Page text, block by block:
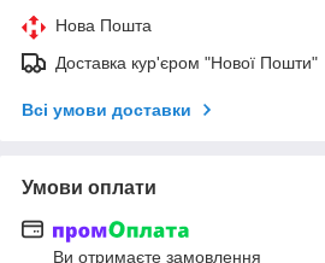
Нова Пошта
Доставка кур'єром "Нової Пошти"
Всі умови доставки
Умови оплати
Ви отримаєте замовлення